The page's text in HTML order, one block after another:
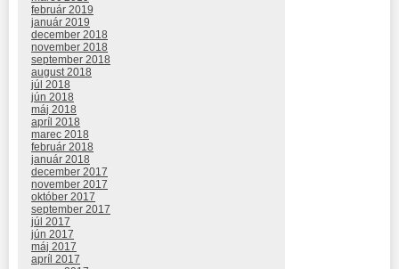
február 2019
január 2019
december 2018
november 2018
september 2018
august 2018
júl 2018
jún 2018
máj 2018
apríl 2018
marec 2018
február 2018
január 2018
december 2017
november 2017
október 2017
september 2017
júl 2017
jún 2017
máj 2017
apríl 2017